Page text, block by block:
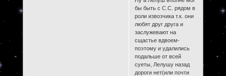
бы быть с С.С. рядом в
роли извозчика т.к. они
любят друг друга и
заслужевают на
cщастье вдвоем-
поэтому и удалились
подальше от всей
суеты, Лелушу назад
дороги нет(или почти